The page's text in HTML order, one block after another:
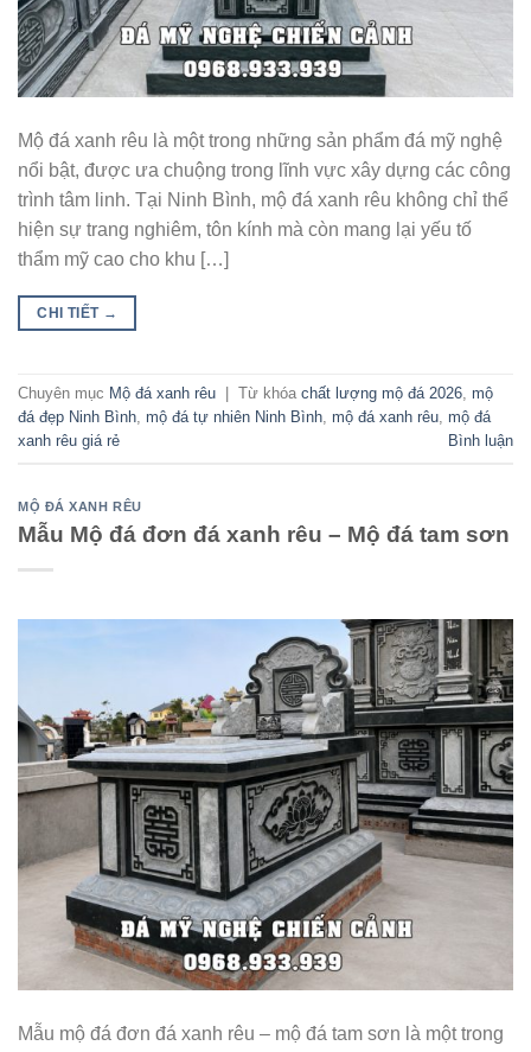
Mộ đá xanh rêu là một trong những sản phẩm đá mỹ nghệ
nổi bật, được ưa chuộng trong lĩnh vực xây dựng các công
trình tâm linh. Tại Ninh Bình, mộ đá xanh rêu không chỉ thể
hiện sự trang nghiêm, tôn kính mà còn mang lại yếu tố
thẩm mỹ cao cho khu […]
CHI TIẾT →
Chuyên mục Mộ đá xanh rêu Từ khóa chất lượng mộ đá 2026, mộ
đá đẹp Ninh Bình, mộ đá tự nhiên Ninh Bình, mộ đá xanh rêu, mộ đá
xanh rêu giá rẻ
Bình luận
MỘ ĐÁ XANH RÊU
Mẫu Mộ đá đơn đá xanh rêu – Mộ đá tam sơn
Mẫu mộ đá đơn đá xanh rêu – mộ đá tam sơn là một trong